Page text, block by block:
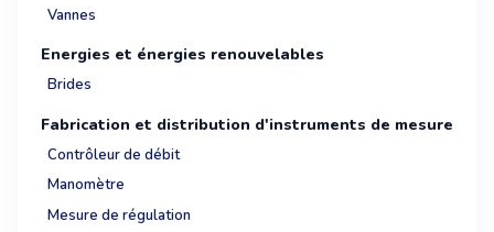
Vannes
Energies et énergies renouvelables
Brides
Fabrication et distribution d'instruments de mesure
Contrôleur de débit
Manomètre
Mesure de régulation